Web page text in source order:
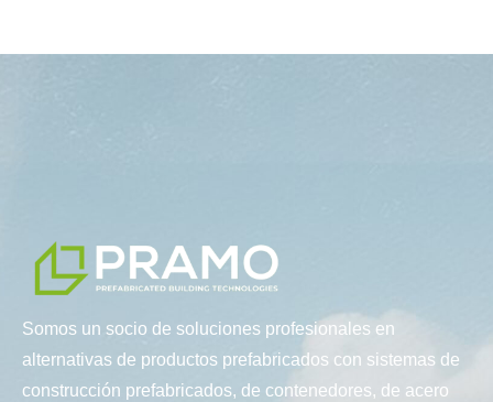
Somos un socio de soluciones profesionales en
alternativas de productos prefabricados con sistemas de
construcción prefabricados, de contenedores, de acero